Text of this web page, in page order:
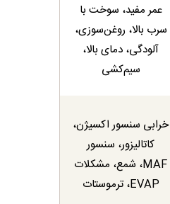
عمر مفید، سوخت با
سرب بالا، روغن‌سوزی،
آلودگی، دمای بالا،
سیم‌کشی
خرابی سنسور اکسیژن،
کاتالیزور، سنسور
MAF، شمع، مشکلات
EVAP، ترموستات